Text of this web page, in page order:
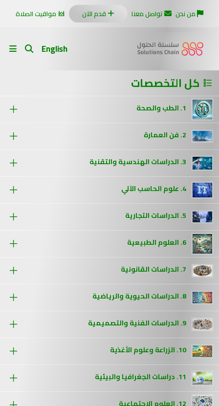
من نحن تواصل معنا قدم الآن مواقيت الصلاة
English
كل التخصصات
1. الطب والصحة
2. فن العمارة
3. الدراسات الهندسية والتقنية
4. علوم الحاسب الآلي
5. الدراسات التجارية
6. العلوم الطبيعية
7. الدراسات القانونية
8. الدراسات الحيوية والرياضية
9. الدراسات الفنية والتصميمية
10. الزراعة وعلوم الأغذية
11. دراسات الجغرافيا والبيئية